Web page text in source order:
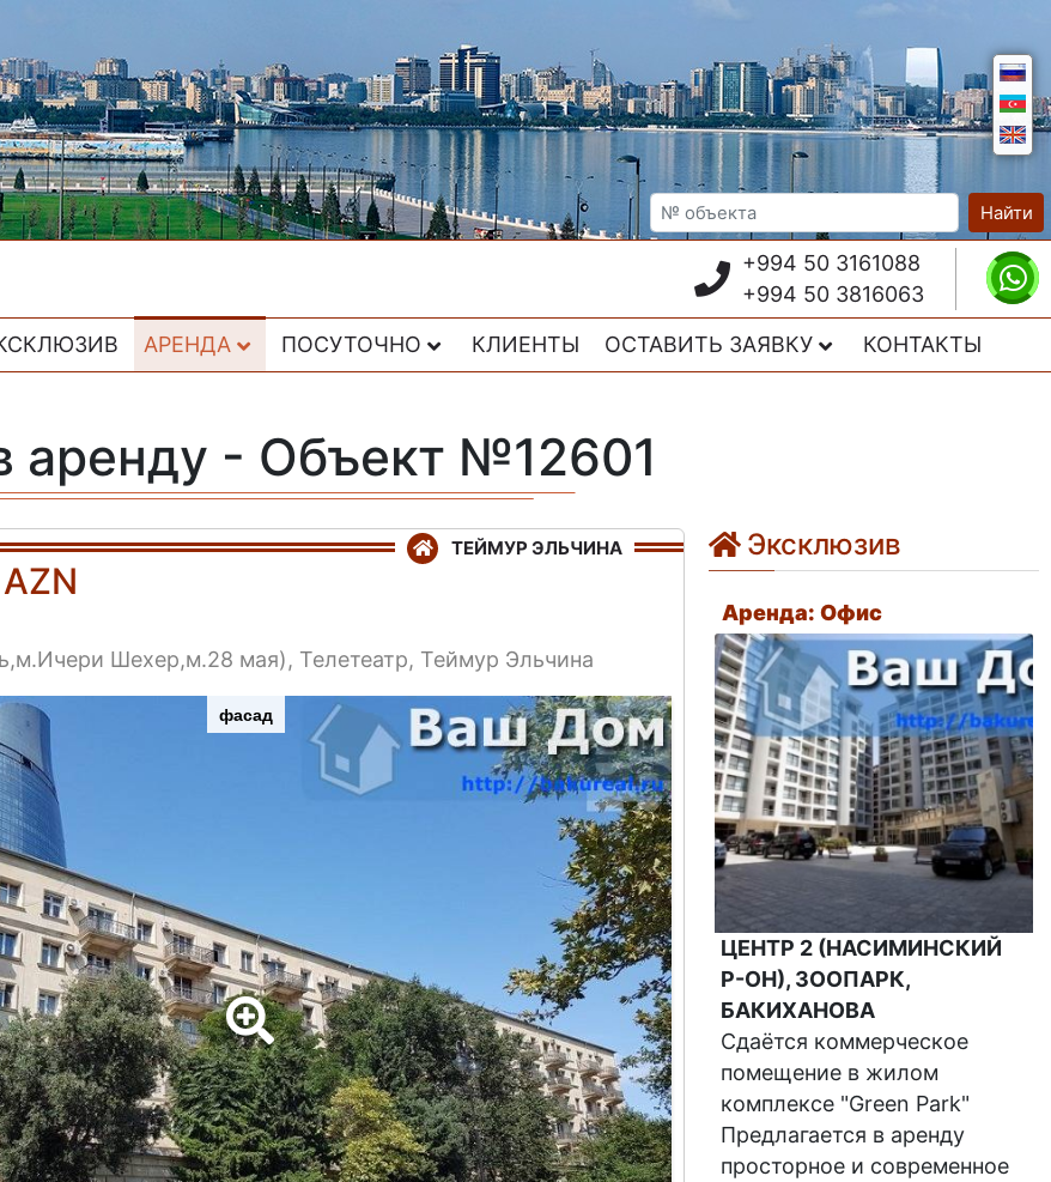
Найти
+994 50 3161088
+994 50 3816063
АРЕНДА ПОСУТОЧНО КЛИЕНТЫ ОСТАВИТЬ ЗАЯВКУ
КОНТАКТЫ
аренду - Объект №12601
ТЕЙМУР ЭЛЬЧИНА
Шехер,м.28 мая), Телетеатр, Теймур Эльчина
фасад
Эксклюзив
Аренда: Офис
ЦЕНТР 2 (НАСИМИНСКИЙ
Р-ОН), ЗООПАРК,
БАКИХАНОВА
Сдаётся коммерческое
помещение в жилом
комплексе "Green Park"
Предлагается в аренду
просторное и современное